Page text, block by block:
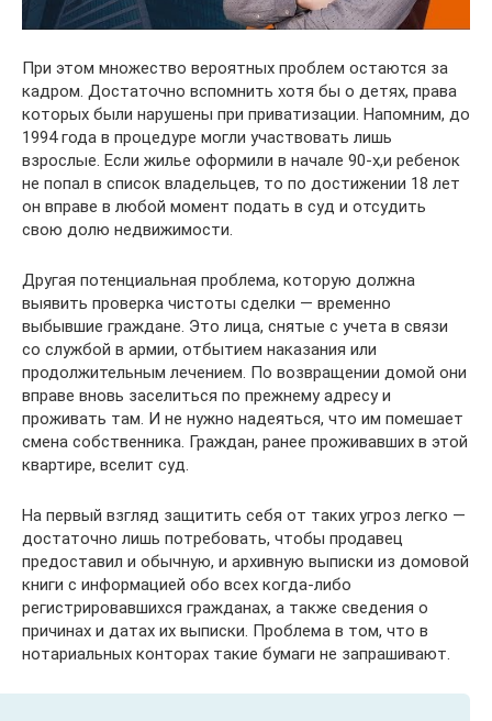
При этом множество вероятных проблем остаются за
кадром. Достаточно вспомнить хотя бы о детях, права
которых были нарушены при приватизации. Напомним, до
1994 года в процедуре могли участвовать лишь
взрослые. Если жилье оформили в начале 90-х,и ребенок
не попал в список владельцев, то по достижении 18 лет
он вправе в любой момент подать в суд и отсудить
свою долю недвижимости.
Другая потенциальная проблема, которую должна
выявить проверка чистоты сделки — временно
выбывшие граждане. Это лица, снятые с учета в связи
со службой в армии, отбытием наказания или
продолжительным лечением. По возвращении домой они
вправе вновь заселиться по прежнему адресу и
проживать там. И не нужно надеяться, что им помешает
смена собственника. Граждан, ранее проживавших в этой
квартире, вселит суд.
На первый взгляд защитить себя от таких угроз легко —
достаточно лишь потребовать, чтобы продавец
предоставил и обычную, и архивную выписки из домовой
книги с информацией обо всех когда-либо
регистрировавшихся гражданах, а также сведения о
причинах и датах их выписки. Проблема в том, что в
нотариальных конторах такие бумаги не запрашивают.